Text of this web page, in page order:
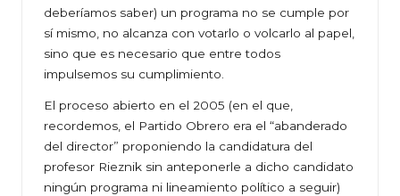
deberíamos saber) un programa no se cumple por
sí mismo, no alcanza con votarlo o volcarlo al papel,
sino que es necesario que entre todos
impulsemos su cumplimiento.
El proceso abierto en el 2005 (en el que,
recordemos, el Partido Obrero era el “abanderado
del director” proponiendo la candidatura del
profesor Rieznik sin anteponerle a dicho candidato
ningún programa ni lineamiento político a seguir)